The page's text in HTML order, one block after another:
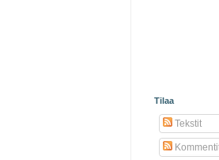
Tilaa
Tekstit